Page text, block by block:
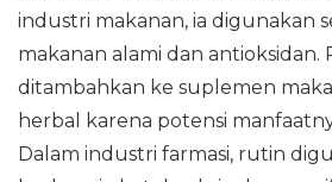
industri makanan, ia digunakan
makanan alami dan
ditambahkan ke suplemen
herbal karena potensi
Dalam industri farmasi, rutin